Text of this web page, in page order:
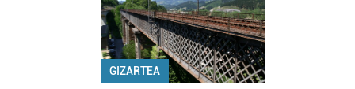
GIZARTEA